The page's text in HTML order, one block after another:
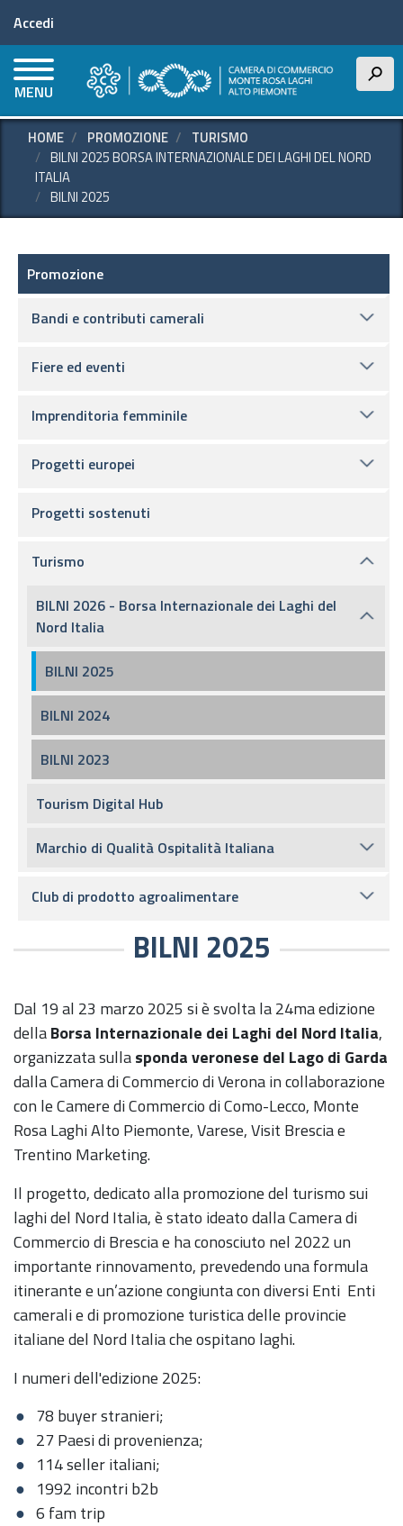
principale
Menu profilo utente
Accedi
MENU
h
HOME PROMOZIONE
TURISMO
BILNI 2025 BORSA INTERNAZIONALE DEI LAGHI DEL NORD
ITALIA
BILNI 2025
BILNI 2025
Dal 19 al 23 marzo 2025 si è svolta la 24ma edizione
dellaBorsa Internazionale dei Laghi del Nord Italia,
organizzata sullasponda veronese del Lago di Garda
dalla Camera di Commercio di Verona in collaborazione
con le Camere di Commercio di Como-Lecco, Monte
Rosa Laghi Alto Piemonte, Varese, Visit Brescia e
Trentino Marketing.
Il progetto, dedicato allapromozione del turismo sui
laghi del Nord Italia, è stato ideato dalla Camera di
Commercio di Brescia e ha conosciuto nel 2022 un
importante rinnovamento, prevedendo una formula
itinerante e un’azione congiunta con diversi Enti Enti
camerali e di promozione turistica delle provincie
italiane del Nord Italia che ospitano laghi.
I numeri dell'edizione 2025:
78 buyer stranieri;
27 Paesi di provenienza;
114 seller italiani;
1992 incontri b2b
6 fam trip
Promozione e supporto
Promozione
Bandi e contributi camerali
Fiere ed eventi
Imprenditoria femminile
Progetti europei
Progetti sostenuti
Turismo
BILNI 2026 - Borsa Internazionale dei Laghi del
Nord Italia
BILNI 2025
BILNI 2024
BILNI 2023
Tourism Digital Hub
Marchio di Qualità Ospitalità Italiana
Club di prodotto agroalimentare